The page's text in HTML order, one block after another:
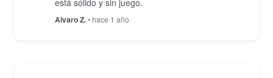
ópticas y accesorios como flashes externos y
micrófonos.
Alvaro Z.• hace 1 año